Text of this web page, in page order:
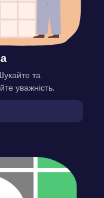
та
уважність.